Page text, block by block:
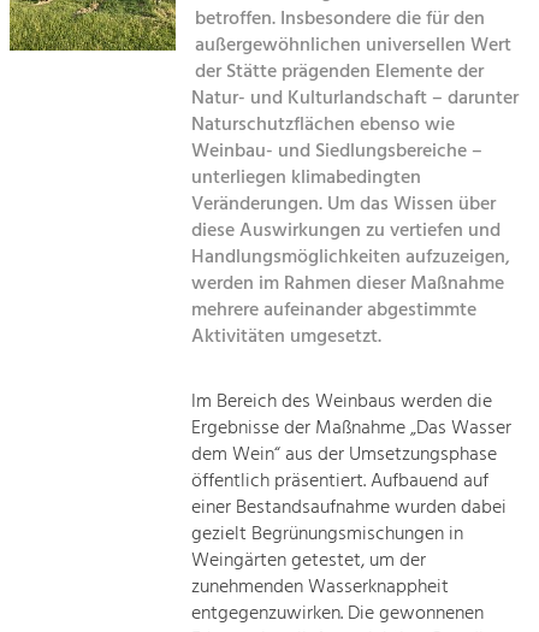
Landscape.
Offer Development and Positioning
Art & Culture
Crafts, Science and Research.
Social Affairs, Education
Equality, Youth and Integration.
Mobility & Energy
Climate Change, Public Transport and
Increase in Regional Value Added.
betroffen. Insbesondere die für den
außergewöhnlichen universellen Wert
der Stätte prägenden Elemente der
Natur- und Kulturlandschaft – darunter
Naturschutzflächen ebenso wie
Weinbau- und Siedlungsbereiche –
unterliegen klimabedingten
Veränderungen. Um das Wissen über
diese Auswirkungen zu vertiefen und
Handlungsmöglichkeiten aufzuzeigen,
werden im Rahmen dieser Maßnahme
mehrere aufeinander abgestimmte
Aktivitäten umgesetzt.
Im Bereich des Weinbaus werden die
Ergebnisse der Maßnahme „Das Wasser
dem Wein“ aus der Umsetzungsphase
öffentlich präsentiert. Aufbauend auf
einer Bestandsaufnahme wurden dabei
gezielt Begrünungsmischungen in
Weingärten getestet, um der
zunehmenden Wasserknappheit
entgegenzuwirken. Die gewonnenen